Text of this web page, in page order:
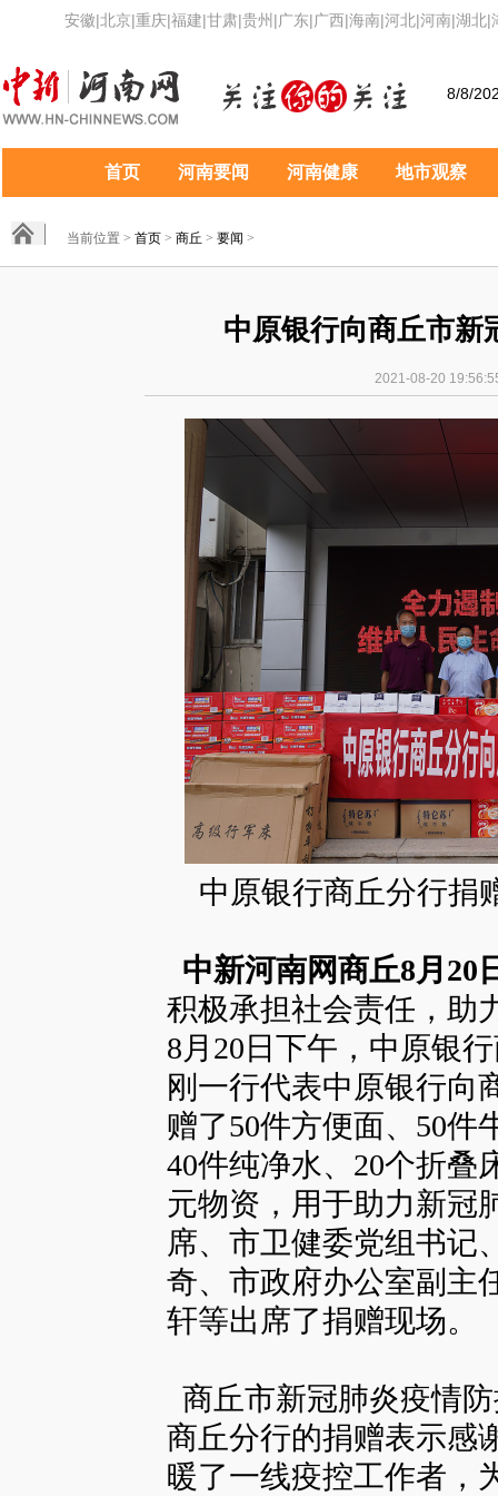
安徽|北京|重庆|福建|甘肃|贵州 |广东|广西|海南|河北|河南|湖北|
8/8/
首页 河南要闻 河南健康 地市观察
当前位置 > 首页 > 商丘 > 要闻 >
中原银行向商丘市新
2021-08-20
中原银行商丘分行捐
中新河南网商丘8月20
积极承担社会责任，助
8月20日下午，中原银
刚一行代表中原银行向
赠了50件方便面、50件
40件纯净水、20个折叠
元物资，用于助力新冠
席、市卫健委党组书记
奇、市政府办公室副主
轩等出席了捐赠现场。
商丘市新冠肺炎疫情
商丘分行的捐赠表示感
暖了一线疫控工作者，